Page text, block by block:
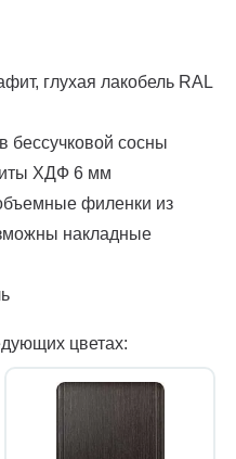
глухая лакобель RAL
бессучковой сосны
ХДФ 6 мм
филенки из
накладные
цветах: